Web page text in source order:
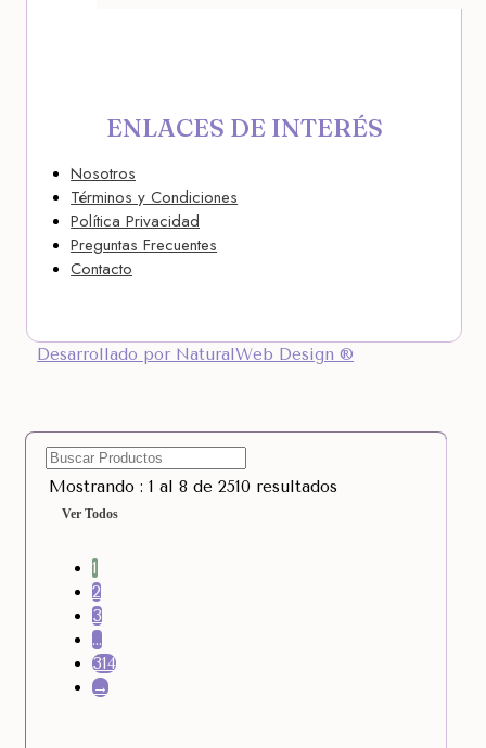
ENLACES DE INTERÉS
Nosotros
Términos y Condiciones
Política Privacidad
Preguntas Frecuentes
Contacto
Desarrollado por NaturalWeb Design ®
Mostrando : 1 al 8 de 2510 resultados
Ver Todos
1
2
3
…
314
→